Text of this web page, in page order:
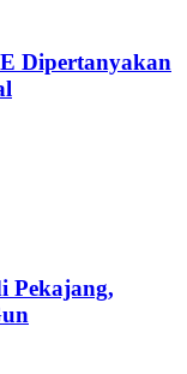
Dipertanyakan
Pekajang,